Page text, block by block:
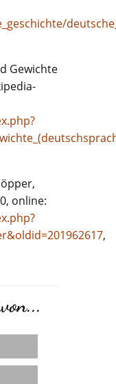
Gewichte
online:
,